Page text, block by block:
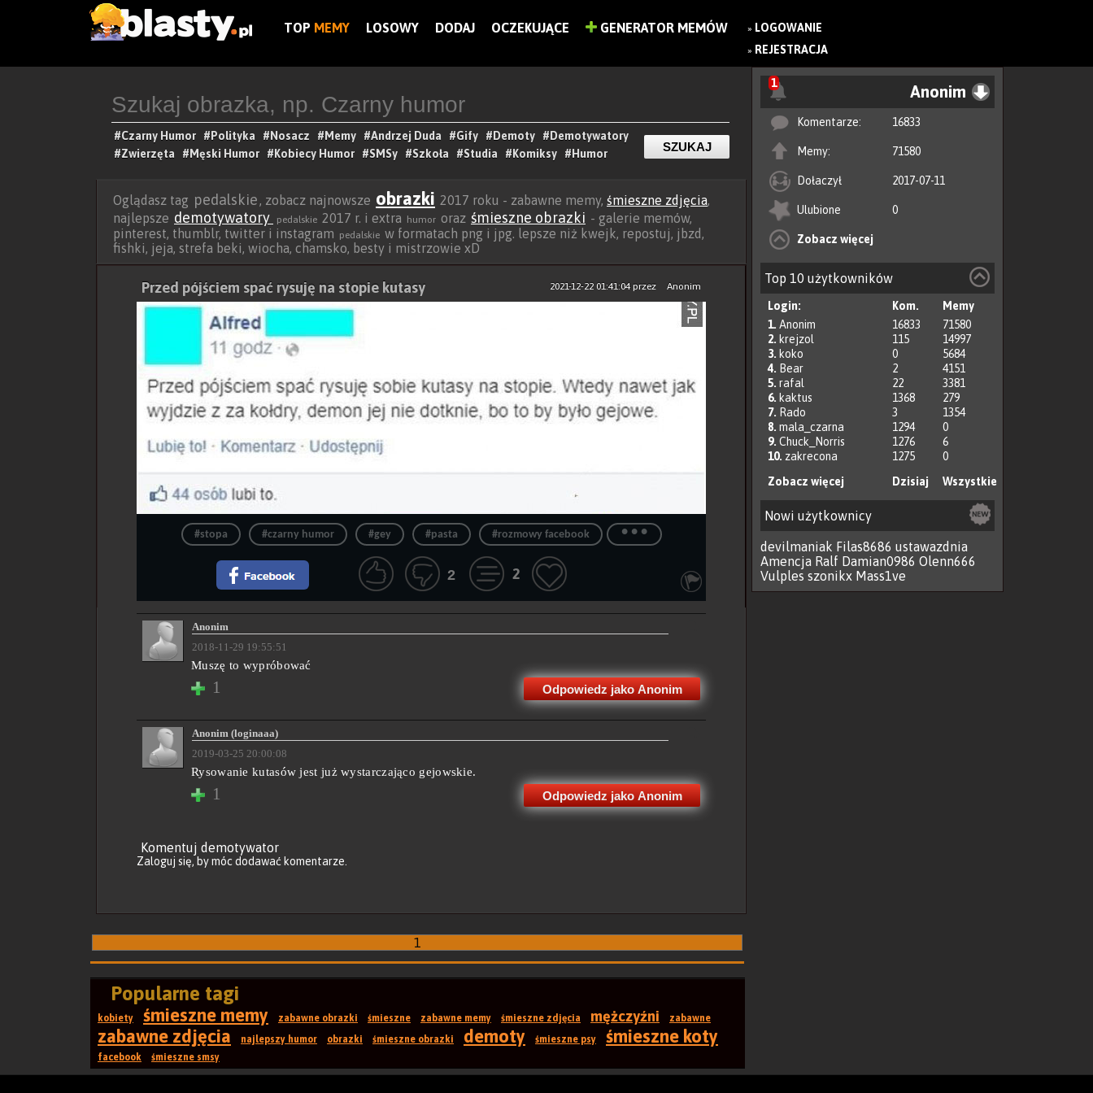
TOP MEMY LOSOWY DODAJ OCZEKUJĄCE GENERATOR MEMÓW » LOGOWANIE
» REJESTRACJA
1 Anonim
Komentarze: 16833
Memy: 71580
Dołaczył 2017-07-11
Ulubione 0
Zobacz więcej
Top 10 użytkowników
Login: Kom.
Memy
1. Anonim 16833
71580
2. krejzol 115
14997
3. koko 0
5684
4. Bear 2
4151
5. rafal 22
3381
6. kaktus 1368
279
7. Rado 3
1354
8. mala_czarna 1294
0
9. Chuck_Norris 1276
6
10. zakrecona 1275
0
Zobacz więcej
Dzisiaj Wszystkie
Nowi użytkownicy
devilmaniak Filas8686 ustawazdnia
Amencja Ralf Damian0986 Olenn666
Vulples szonikx Mass1ve
#Czarny Humor #Polityka #Nosacz #Memy #Andrzej Duda #Gify #Demoty
#Demotywatory
#Zwierzęta
#Męski Humor #Kobiecy Humor #SMSy #Szkoła #Studia #Komiksy #Humor
Oglądasz tag pedalskie, zobacz najnowsze obrazki 2017 roku - zabawne memy, śmieszne zdjęcia,
najlepsze demotywatory pedalskie 2017 r. i extra humor oraz śmieszne obrazki - galerie memów,
pinterest, thumblr, twitter i instagram pedalskie w formatach png i jpg. lepsze niż kwejk, repostuj, jbzd,
fishki, jeja, strefa beki, wiocha, chamsko, besty i mistrzowie xD
2021-12-22 01:41:04przez Anonim
Przed pójściem spać rysuję na stopie kutasy
#stopa #czarny humor #gey #pasta #rozmowy facebook ...
2 2
Anonim
2018-11-29 19:55:51
Muszę to wypróbować
1 Odpowiedz jako Anonim
Anonim (loginaaa)
2019-03-25 20:00:08
Rysowanie kutasów jest już wystarczająco gejowskie.
1 Odpowiedz jako Anonim
Komentuj demotywator
Zaloguj się, by móc dodawać komentarze.
1
Popularne tagi
kobiety śmieszne memy zabawne obrazki śmieszne zabawne memy śmieszne zdjęcia mężczyźni zabawne
zabawne zdjęcia najlepszy humor obrazki śmieszne obrazki demoty śmieszne psy śmieszne koty
facebook śmieszne smsy